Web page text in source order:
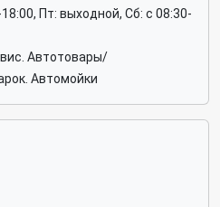
Пт: выходной, Сб: c 08:30-
Автотовары/
Автомойки